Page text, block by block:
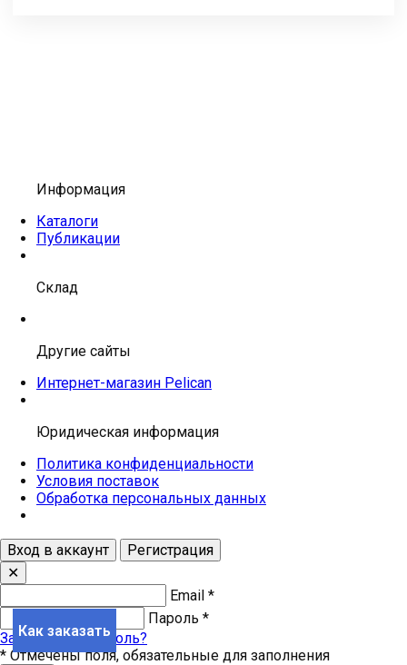
Как заказать
Информация
Каталоги
Публикации
Склад
Другие сайты
Интернет-магазин Pelican
Юридическая информация
Политика конфиденциальности
Условия поставок
Обработка персональных данных
Вход в аккаунт
Регистрация
✕
Email *
Пароль *
Забыли свой пароль?
* Отмечены поля, обязательные для заполнения